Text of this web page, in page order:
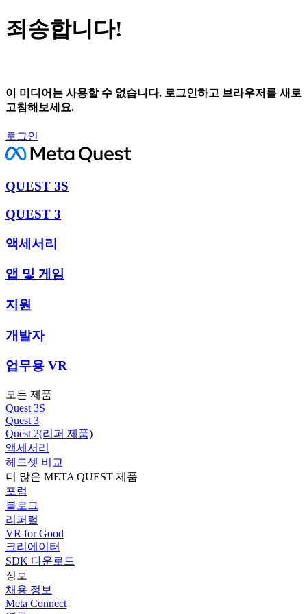
죄송합니다!
이 미디어는 사용할 수 없습니다. 로그인하고 브라우저를 새로
고침해보세요.
로그인
QUEST 3S
QUEST 3
액세서리
앱 및 게임
지원
개발자
업무용 VR
모든 제품
Quest 3S
Quest 3
Quest 2(리퍼 제품)
액세서리
헤드셋 비교
더 많은 META QUEST 제품
포럼
블로그
리퍼럴
VR for Good
크리에이터
SDK 다운로드
정보
채용 정보
Meta Connect